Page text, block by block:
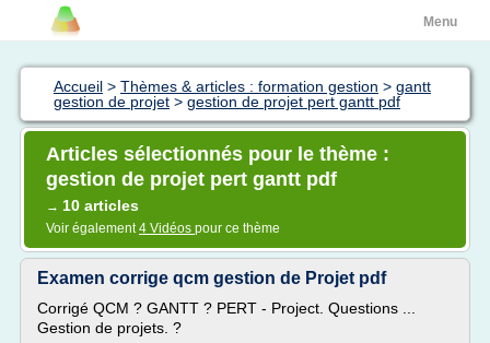
Menu
Accueil > Thèmes & articles : formation gestion > gantt
gestion de projet > gestion de projet pert gantt pdf
Articles sélectionnés pour le thème :
gestion de projet pert gantt pdf
→ 10 articles
Voir également4 Vidéos pour ce thème
Examen corrige qcm gestion de Projet pdf
Corrigé QCM ? GANTT ? PERT - Project. Questions ...
Gestion de projets. ?